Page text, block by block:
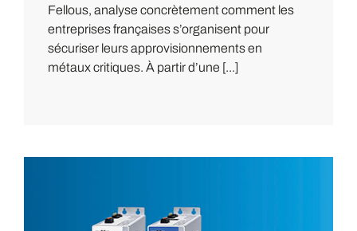
Fellous, analyse concrètement comment les
entreprises françaises s’organisent pour
sécuriser leurs approvisionnements en
métaux critiques. À partir d’une [...]